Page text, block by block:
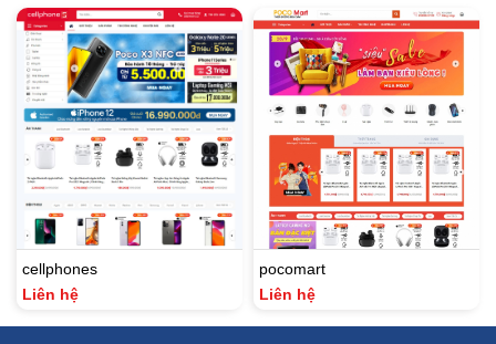
cellphones
Liên hệ
pocomart
Liên hệ